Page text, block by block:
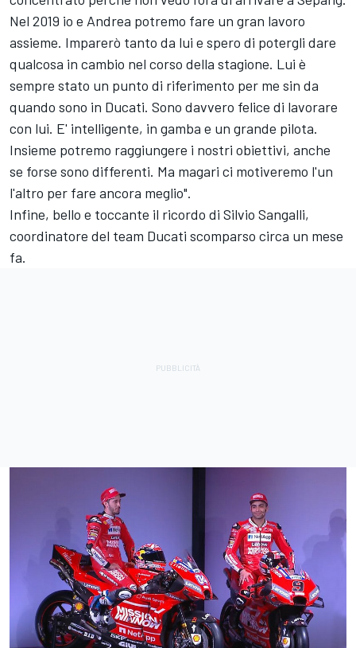
Nel 2019 io e Andrea potremo fare un gran lavoro
assieme. Imparerò tanto da lui e spero di potergli dare
qualcosa in cambio nel corso della stagione. Lui è
sempre stato un punto di riferimento per me sin da
quando sono in Ducati. Sono davvero felice di lavorare
con lui. E' intelligente, in gamba e un grande pilota.
Insieme potremo raggiungere i nostri obiettivi, anche
se forse sono differenti. Ma magari ci motiveremo l'un
l'altro per fare ancora meglio".
Infine, bello e toccante il ricordo di Silvio Sangalli,
coordinatore del team Ducati scomparso circa un mese
fa.